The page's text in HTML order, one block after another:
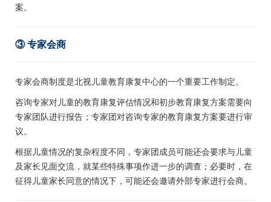
案。
③ 专家会商
专家会商制度是北视儿童教育康复中心的一个重要工作制定。
咨询专家对儿童的教育康复评估情况和初步教育康复方案需要向
专家团队进行报告；专家团对咨询专家的教育康复方案要进行审
议。
根据儿童情况的复杂程度不同，专家团成员可能还会要求与儿童
及家长见面交流，就某些特殊事项作进一步的调查；必要时，在
征得儿童家长同意的情况下，可能还会邀请外部专家进行会商。